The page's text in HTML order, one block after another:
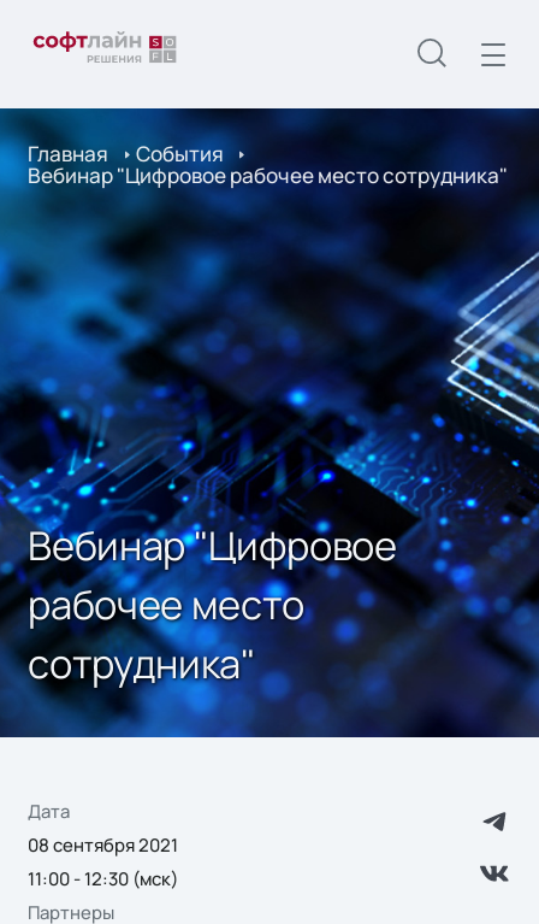
Главная События
Вебинар "Цифровое рабочее место сотрудника"
Вебинар "Цифровое
рабочее место
сотрудника"
Дата
08 сентября 2021
11:00 - 12:30 (мск)
Партнеры